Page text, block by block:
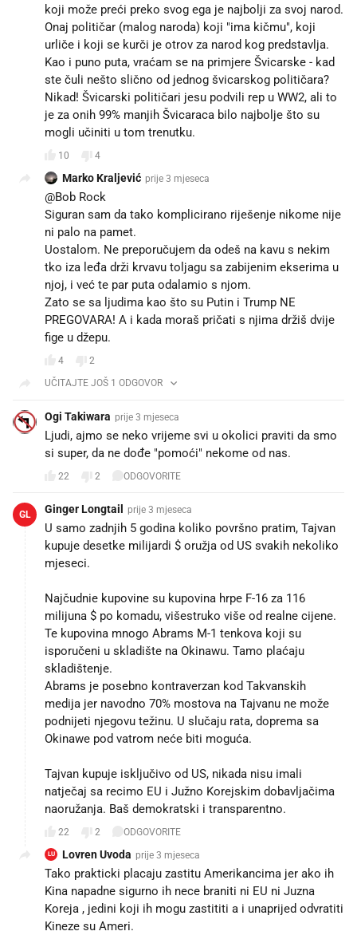
koji može preći preko svog ega je najbolji za svoj narod.
Onaj političar (malog naroda) koji "ima kičmu", koji
urliče i koji se kurči je otrov za narod kog predstavlja.
Kao i puno puta, vraćam se na primjere Švicarske - kad
ste čuli nešto slično od jednog švicarskog političara?
Nikad! Švicarski političari jesu podvili rep u WW2, ali to
je za onih 99% manjih Švicaraca bilo najbolje što su
mogli učiniti u tom trenutku.
10 4
Marko Kraljević prije 3 mjeseca
@Bob Rock
Siguran sam da tako komplicirano riješenje nikome nije
ni palo na pamet. 🙄
Uostalom. Ne preporučujem da odeš na kavu s nekim
tko iza leđa drži krvavu toljagu sa zabijenim ekserima u
njoj, i već te par puta odalamio s njom.
Zato se sa ljudima kao što su Putin i Trump NE
PREGOVARA! A i kada moraš pričati s njima držiš dvije
fige u džepu.
4
2
UČITAJTE JOŠ 1 ODGOVOR
Ogi Takiwara prije 3 mjeseca
Ljudi, ajmo se neko vrijeme svi u okolici praviti da smo
si super, da ne dođe "pomoći" nekome od nas.
22 2 ODGOVORITE
GL Ginger Longtail prije 3 mjeseca
U samo zadnjih 5 godina koliko površno pratim, Tajvan
kupuje desetke milijardi $ oružja od US svakih nekoliko
mjeseci.
Najčudnie kupovine su kupovina hrpe F-16 za 116
milijuna $ po komadu, višestruko više od realne cijene.
Te kupovina mnogo Abrams M-1 tenkova koji su
isporučeni u skladište na Okinawu. Tamo plaćaju
skladištenje.
Abrams je posebno kontraverzan kod Takvanskih
medija jer navodno 70% mostova na Tajvanu ne može
podnijeti njegovu težinu. U slučaju rata, doprema sa
Okinawe pod vatrom neće biti moguća.
Tajvan kupuje isključivo od US, nikada nisu imali
natječaj sa recimo EU i Južno Korejskim dobavljačima
naoružanja. Baš demokratski i transparentno.
22 2 ODGOVORITE
LU Lovren Uvoda prije 3 mjeseca
Tako prakticki placaju zastitu Amerikancima jer ako ih
Kina napadne sigurno ih nece braniti ni EU ni Juzna
Koreja , jedini koji ih mogu zastititi a i unaprijed odvratiti
Kineze su Ameri.